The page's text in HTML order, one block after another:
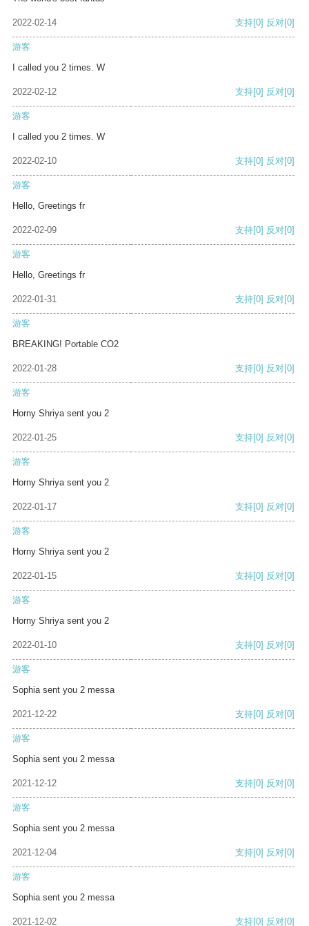
2022-02-14 支持[0] 反对[0]
游客
I called you 2 times. W
2022-02-12 支持[0] 反对[0]
游客
I called you 2 times. W
2022-02-10 支持[0] 反对[0]
游客
Hello, Greetings fr
2022-02-09 支持[0] 反对[0]
游客
Hello, Greetings fr
2022-01-31 支持[0] 反对[0]
游客
BREAKING! Portable CO2
2022-01-28 支持[0] 反对[0]
游客
Horny Shriya sent you 2
2022-01-25 支持[0] 反对[0]
游客
Horny Shriya sent you 2
2022-01-17 支持[0] 反对[0]
游客
Horny Shriya sent you 2
2022-01-15 支持[0] 反对[0]
游客
Horny Shriya sent you 2
2022-01-10 支持[0] 反对[0]
游客
Sophia sent you 2 messa
2021-12-22 支持[0] 反对[0]
游客
Sophia sent you 2 messa
2021-12-12 支持[0] 反对[0]
游客
Sophia sent you 2 messa
2021-12-04 支持[0] 反对[0]
游客
Sophia sent you 2 messa
2021-12-02 支持[0] 反对[0]